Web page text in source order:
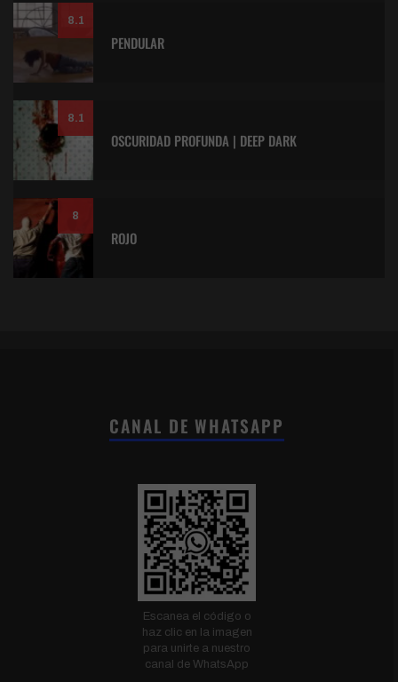
8.1
PENDULAR
8.1
OSCURIDAD PROFUNDA | DEEP DARK
8
ROJO
CANAL DE WHATSAPP
Escanea el código o
haz clic en la imagen
para unirte a nuestro
canal de WhatsApp